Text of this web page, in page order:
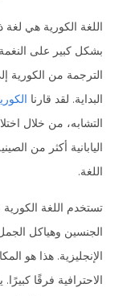
اللغة الكورية هي
بشكل كبير على
الترجمة من الكورية
البداية. لقد قارنا
التشابه، من خلال
اليابانية أكثر من
اللغة.
تستخدم اللغة
الجنسين وهياكل
الإنجليزية. هذا هو
الاحترافية فرقًا